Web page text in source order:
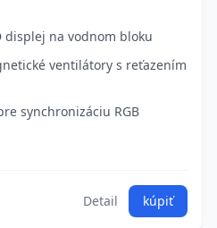
displej na vodnom bloku
ventilátory s reťazením
synchronizáciu RGB
Detail kúpiť